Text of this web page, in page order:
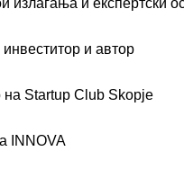
излагања и експертски
и автор
на Startup Club Skopje
INNOVA